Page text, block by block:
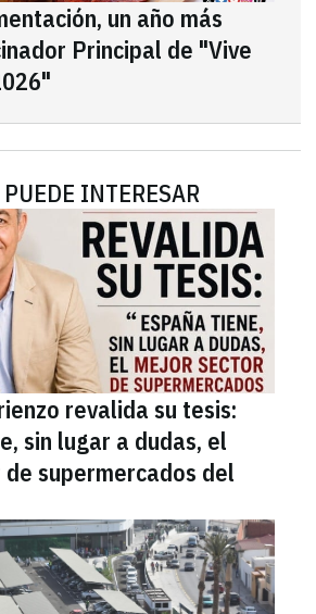
un año más
Principal de "Vive
INTERESAR
revalida su tesis:
sin lugar a dudas, el
supermercados del